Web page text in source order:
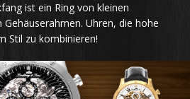
ist ein Ring von kleinen
Uhren, die hohe
Stil zu kombinieren!